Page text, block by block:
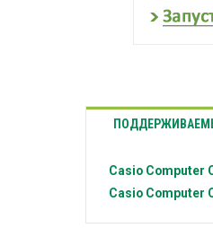
Casio Computer
Casio Computer